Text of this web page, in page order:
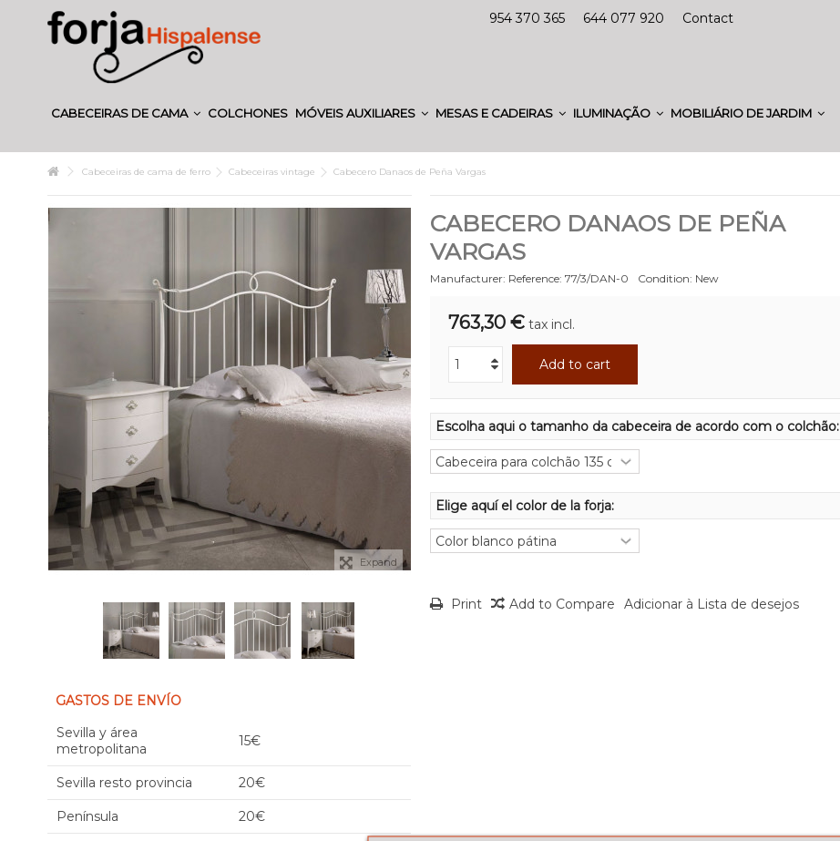
954 370 365 644 077 920 Contact
CABECEIRAS DE CAMA COLCHONES MÓVEIS AUXILIARES MESAS E CADEIRAS ILUMINAÇÃO MOBILIÁRIO DE JARDIM
Cabeceiras de cama de ferro Cabeceiras vintage Cabecero Danaos de Peña Vargas
Expand
GASTOS DE ENVÍO
Sevilla y área
metropolitana
15€
Sevilla resto provincia 20€
Península 20€
CABECERO DANAOS DE PEÑA
VARGAS
Manufacturer: Reference: 77/3/DAN-0 Condition: New
763,30 € tax incl.
Add to cart
Escolha aqui o tamanho da cabeceira de acordo com o colchão:
Elige aquí el color de la forja:
Print Add to Compare Adicionar à Lista de desejos